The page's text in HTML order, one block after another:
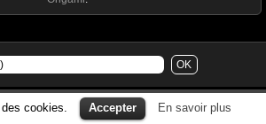
cookies. Accepter En savoir plus